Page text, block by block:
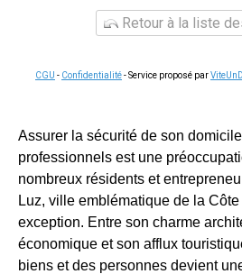
Retour à la liste
CGU - Confidentialité- Service proposé par
Assurer la sécurité de son
professionnels est une
nombreux résidents et
Luz, ville emblématique de la
exception. Entre son charme
économique et son afflux
biens et des personnes devient